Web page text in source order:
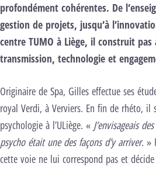
profondément cohérentes. De
gestion de projets, jusqu’à
centre TUMO à Liège, il construit
transmission, technologie et
Originaire de Spa, Gilles effectue ses
royal Verdi, à Verviers. En fin de rhéto, il
psychologie à l’ULiège. « J’envisageais
psycho était une des façons d’y arriver. »
cette voie ne lui correspond pas et